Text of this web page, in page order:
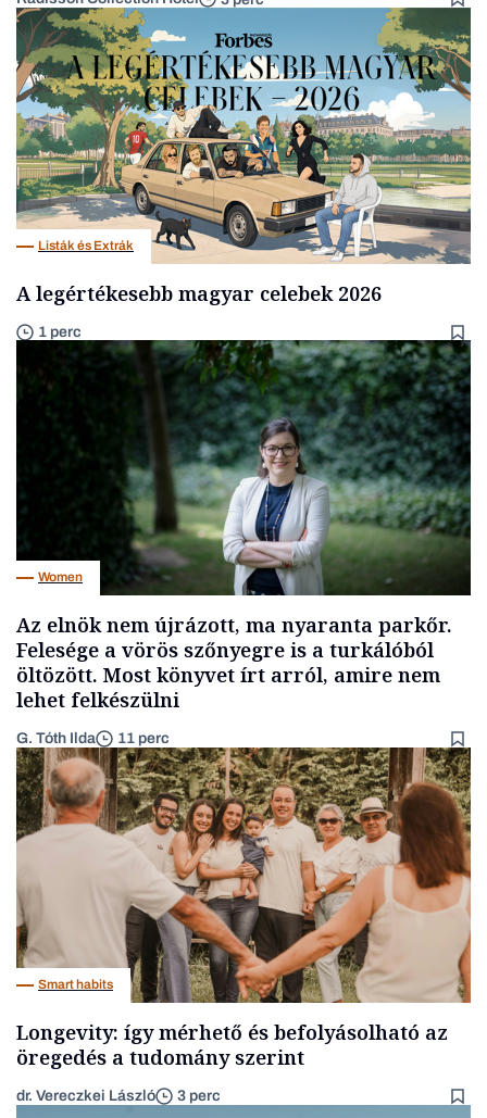
Listák és Extrák
A legértékesebb magyar celebek 2026
1 perc
Women
Az elnök nem újrázott, ma nyaranta parkőr.
Felesége a vörös szőnyegre is a turkálóból
öltözött. Most könyvet írt arról, amire nem
lehet felkészülni
G. Tóth Ilda 11 perc
Smart habits
Longevity: így mérhető és befolyásolható az
öregedés a tudomány szerint
dr. Vereczkei László 3 perc